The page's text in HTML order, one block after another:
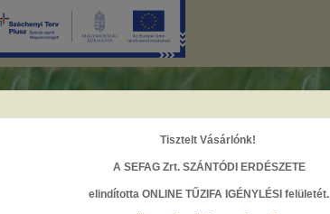
Tisztelt Vásárlónk!
A SEFAG Zrt. SZÁNTÓDI ERDÉSZETE
elindította ONLINE TŰZIFA IGÉNYLÉSI felületét.